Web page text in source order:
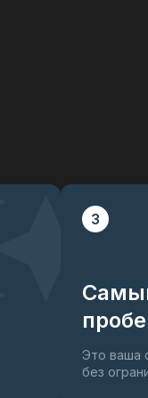
3
Это ваша
без